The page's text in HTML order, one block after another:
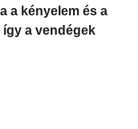
a kényelem és a
a vendégek